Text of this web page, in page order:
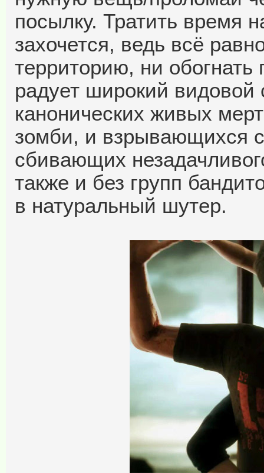
посылку. Тратить время
захочется, ведь всё
территорию, ни обогнать
радует широкий видовой
канонических живых
зомби, и взрывающихся
сбивающих
также и без групп
в натуральный шутер.